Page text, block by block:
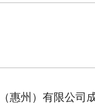
惠州）有限公司